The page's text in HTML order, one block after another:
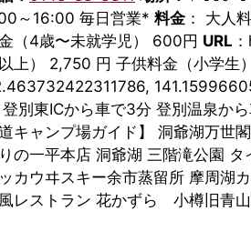
～16:00 毎日営業* 料金 ： 大人
（4歳〜未就学児） 600円 URL
上） 2,750 円 子供料金（小学
別東ICから車で3分 登別温泉か
キャンプ場ガイド】 洞爺湖万世
の一平本店 洞爺湖 三階滝公園
カウヰスキー余市蒸留所 摩周湖
レストラン 花かずら 小樽旧青